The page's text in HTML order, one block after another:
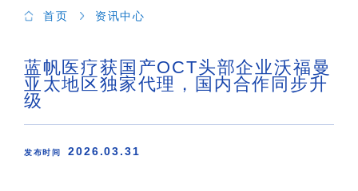
首页 资讯中心
蓝帆医疗获国产OCT头部企业沃福曼
亚太地区独家代理，国内合作同步升
级
发布时间 2026.03.31